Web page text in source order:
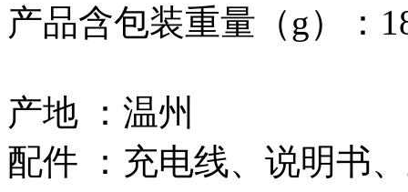
产品含包装重量（g）：
产地 ：温州
配件 ：充电线、说明书